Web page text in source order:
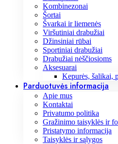
Kombinezonai
Šortai
Švarkai ir liemenės
Viršutiniai drabužiai
Džinsiniai rūbai
Sportiniai drabužiai
Drabužiai nėščiosioms
Aksesuarai
Kepurės, šalikai,
Parduotuvės informacija
Apie mus
Kontaktai
Privatumo politika
Gražinimo taisyklės ir
Pristatymo informacija
Taisyklės ir sąlygos